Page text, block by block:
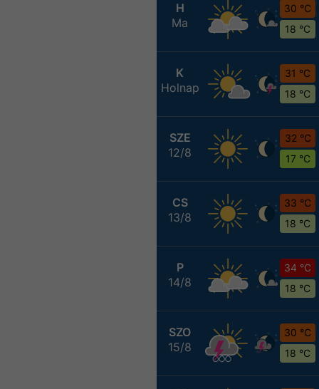
H
Ma
30 °C
18 °C
K
Holnap
31 °C
18 °C
SZE
12/8
32 °C
17 °C
CS
13/8
33 °C
18 °C
P
14/8
34 °C
18 °C
SZO
15/8
30 °C
18 °C